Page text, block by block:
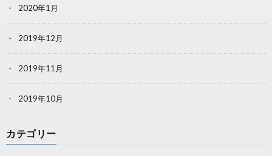
2020年1月
2019年12月
2019年11月
2019年10月
カテゴリー